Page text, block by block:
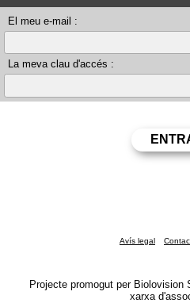
El meu e-mail :
La meva clau d'accés :
Avís legal
Projecte promogut per Biolovision
xarxa